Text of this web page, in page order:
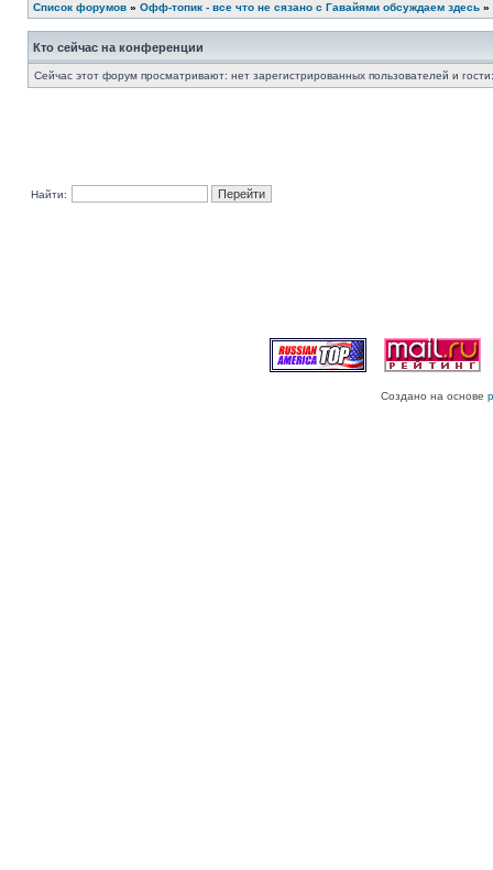
Список форумов » Офф-топик - все что не сязано с Гавайями обсуждаем здесь »
Кто сейчас на конференции
Сейчас этот форум просматривают: нет зарегистрированных пользователей и
Найти:
Создано на основе